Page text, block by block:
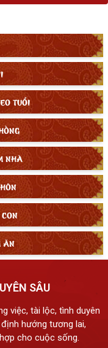
TUỔI
NHÀ
ĂN
SÂU
việc, tài lộc, tình duyên
hướng tương lai,
cho cuộc sống.